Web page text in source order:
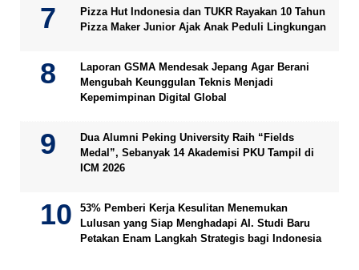
Pizza Hut Indonesia dan TUKR Rayakan 10 Tahun
Pizza Maker Junior Ajak Anak Peduli Lingkungan
Laporan GSMA Mendesak Jepang Agar Berani
Mengubah Keunggulan Teknis Menjadi
Kepemimpinan Digital Global
Dua Alumni Peking University Raih “Fields
Medal”, Sebanyak 14 Akademisi PKU Tampil di
ICM 2026
53% Pemberi Kerja Kesulitan Menemukan
Lulusan yang Siap Menghadapi AI. Studi Baru
Petakan Enam Langkah Strategis bagi Indonesia